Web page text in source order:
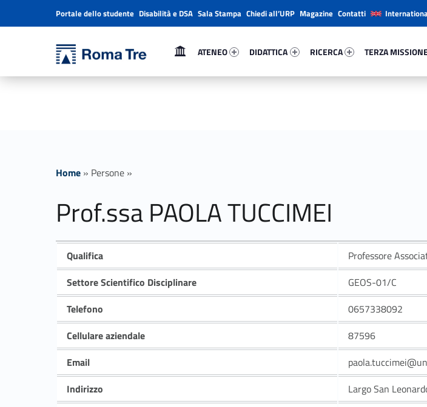
Prof.ssa PAOLA TUCCIMEI insegnamenti - Università Roma Tre
Primary Menu
ATENEO
DIDATTICA
RICERCA
TERZA
Header info sidebar
Portale dello studente Disabilità e DSA Sala Stampa Chiedi all’URP Magazine Contatti
Home » Persone »
Prof.ssa PAOLA TUCCIMEI
Qualifica
Professore
Settore Scientifico Disciplinare
GEOS-01/C
Telefono
0657338092
Cellulare aziendale
87596
Email
Indirizzo
Largo San